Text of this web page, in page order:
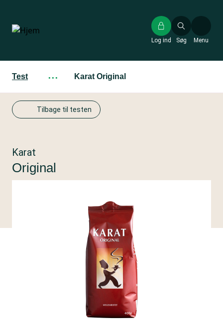
hovedindhold
Søg
Log ind Menu
Test ··· Karat Original
Tilbage til testen
Karat
Original